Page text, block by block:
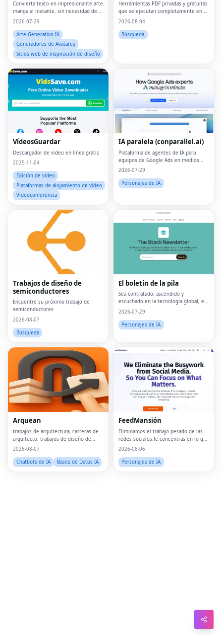
Convierta texto en impresionante arte
manga al instante, sin necesidad de
habilidades de dibujo.
2026-07-29
Arte Generativo IA
Generadores de Avatares
Sitios web de inspiración de diseño
Herramientas PDF privadas y gratuitas
que se ejecutan completamente en su
navegador: los archivos nunca salen
2026-08-04
Búsqueda
VídeosGuardar
Descargador de video en línea gratis
2025-11-04
Edición de video
Plataformas de alojamiento de video
Videoconferencia
IA paralela (conparallel.ai)
Plataforma de agentes de IA para
equipos de Google Ads en medios
internos, de crecimiento, agencias y
2026-07-29
Personajes de IA
Trabajos de diseño de
semiconductores
Encuentre su próximo trabajo de
semiconductores
2026-08-07
Búsqueda
El boletín de la pila
Sea contratado, ascendido y
escuchado en la tecnología global, en
un correo electrónico semanal.Con la
2026-07-29
Personajes de IA
Arquean
trabajos de arquitectura, carreras de
arquitecto, trabajos de diseño de
interiores, trabajos de arquitecto
diseño urbano, trabajos de consultor
de sos
2026-08-07
Chatbots de IA
Bases de Datos IA
FeedMansión
Eliminamos el trabajo pesado de las
redes sociales.Te concentras en lo que
importa.
2026-08-06
Personajes de IA